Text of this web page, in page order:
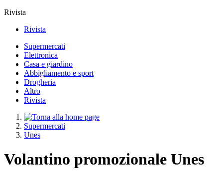
Rivista
Rivista
Supermercati
Elettronica
Casa e giardino
Abbigliamento e sport
Drogheria
Altro
Rivista
Supermercati
Unes
Volantino promozionale Unes